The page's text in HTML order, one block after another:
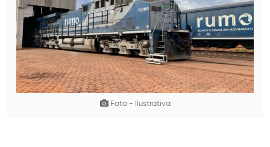
Foto - Ilustrativa